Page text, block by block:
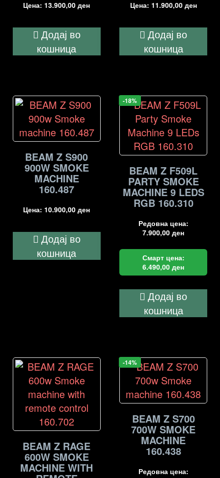
Цена: 13.900,00ден
Додај во
кошница
Цена: 11.900,00 ден
Додај во
кошница
BEAM Z S900
900W SMOKE
MACHINE
160.487
Цена: 10.900,00ден
Додај во
кошница
-18%
BEAM Z F509L
PARTY SMOKE
MACHINE 9 LEDS
RGB 160.310
Редовна цена:
7.900,00ден
Смарт цена:
6.490,00ден
Додај во
кошница
BEAM Z RAGE
600W SMOKE
MACHINE WITH
-14%
BEAM Z S700
700W SMOKE
MACHINE
160.438
Редовна цена: